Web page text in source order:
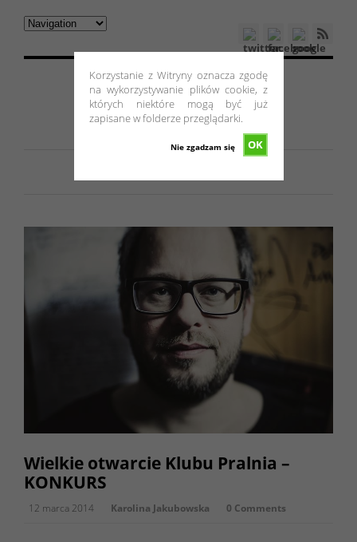
Korzystanie z Witryny oznacza zgodę
na wykorzystywanie plików cookie, z
których niektóre mogą być już
zapisane w folderze przeglądarki.
OK
Nie zgadzam się
Wielkie otwarcie Klubu Pralnia –
KONKURS
12 marca 2014 Karolina Jakubowska 0 Comments